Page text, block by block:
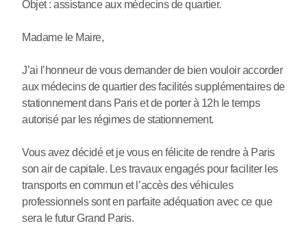
Objet : assistance aux médecins de quartier.
Madame le Maire,
J’ai l’honneur de vous demander de bien vouloir accorder
aux médecins de quartier des facilités supplémentaires de
stationnement dans Paris et de porter à 12h le temps
autorisé par les régimes de stationnement.
Vous avez décidé et je vous en félicite de rendre à Paris
son air de capitale. Les travaux engagés pour faciliter les
transports en commun et l’accès des véhicules
professionnels sont en parfaite adéquation avec ce que
sera le futur Grand Paris.